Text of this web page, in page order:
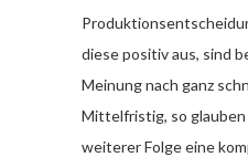
diese positiv aus, sind
Meinung nach ganz
Mittelfristig, so glauben
weiterer Folge eine